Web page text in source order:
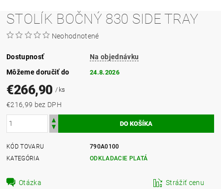
STOLÍK BOČNÝ 830 SIDE TRAY
Neohodnotené
Dostupnosť
Na objednávku
Môžeme doručiť do
24.8.2026
€266,90/ ks
€216,99 bez DPH
KÓD TOVARU
790A0100
KATEGÓRIA
ODKLADACIE PLATÁ
Otázka Strážiť cenu